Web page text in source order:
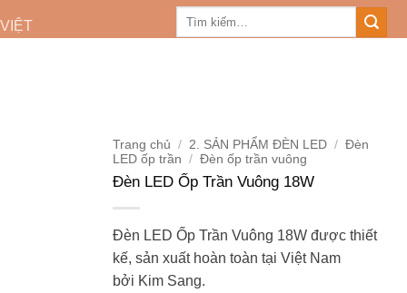
Trang chủ / 2. SẢN PHẨM ĐÈN LED / Đèn
LED ốp trần / Đèn ốp trần vuông
Đèn LED Ốp Trần Vuông 18W
Đèn LED Ốp Trần Vuông 18W được thiết
kế, sản xuất hoàn toàn tại Việt Nam
bởi Kim Sang.